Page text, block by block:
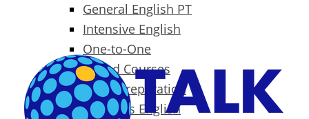
General English PT
Intensive English
One-to-One
Specialized Courses
Exam Preparation
Business English